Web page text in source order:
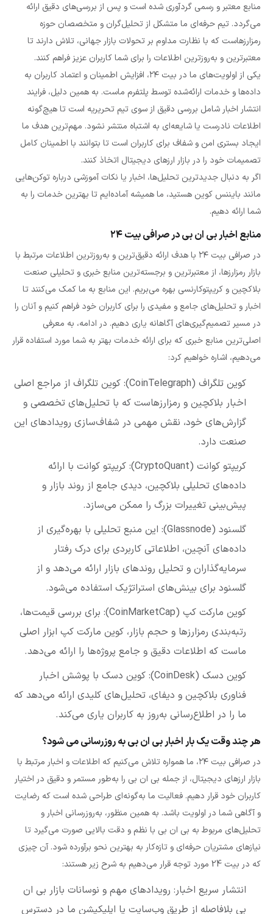
منابع معتبر و رسمی گردآوری شده است و پس از بررسی‌های دقیق ارائه
می‌گردد. تیم حرفه‌ای ما متشکل از تحلیل‌گران و متخصصان حوزه
رمزارزهاست که با نظارت مداوم بر تحولات بازار جهانی، تلاش دارند تا
معتبرترین و به‌روزترین اطلاعات را برای شما کاربران عزیز فراهم کنند.
یکی از اولویت‌های ما در بیت ۲۴، افزایش اطمینان و اعتماد کاربران به
داده‌ها و خدمات ارائه‌شده توسط پلتفرم ماست. به همین دلیل، فرایند
انتشار اخبار شامل بررسی دقیق از سوی تیم تحریریه است تا هیچ‌گونه
اطلاعات نادرست یا شایعه‌ای به اشتباه منتشر نشود. مهم‌ترین هدف ما
ایجاد بستری امن و شفاف برای کاربران است تا بتوانند با اطمینان کامل
تصمیمات خود را در بازار ارزهای دیجیتال اتخاذ کنند.
اگر به دنبال جدیدترین تحلیل‌ها، اخبار یا نکات آموزشی درباره توکن‌هایی
مانند بایننس کوین هستید، ما همیشه آماده‌ایم تا بهترین خدمات را به
شما ارائه دهیم.
منابع اخبار بی ان بی در صرافی بیت ۲۴
در صرافی بیت ۲۴ با هدف ارائه دقیق‌ترین و به‌روزترین اطلاعات مرتبط با
بازار رمزارزها، از معتبرترین و برجسته‌ترین منابع خبری و تحلیلی صنعت
بلاکچین و کریپتوکارنسی بهره می‌بریم. این منابع به ما کمک می‌کنند تا
اخبار و تحلیل‌های جامع و مفیدی را برای کاربران خود فراهم کنیم و آنان را
در مسیر تصمیم‌گیری‌های آگاهانه یاری دهیم. در ادامه، به معرفی
اصلی‌ترین منابع خبری که برای ارائه خدمات بهتر به شما مورد استفاده قرار
می‌دهیم، اشاره خواهیم کرد:
کوین تلگراف (CoinTelegraph): کوین تلگراف از مراجع اصلی
اخبار بلاکچین و رمزارزهاست که با تحلیل‌های تخصصی و
گزارش‌های خود، نقش مهمی در شفاف‌سازی رویدادهای این
صنعت دارد.
کریپتو کوانت (CryptoQuant): کریپتو کوانت با ارائه
داده‌های تحلیلی بلاکچین، دیدی جامع از روند بازار و
پیش‌بینی تغییرات بزرگ را ممکن می‌سازد.
گلسنود (Glassnode): این منبع تحلیلی با بهره‌گیری از
داده‌های آنچین، اطلاعاتی کاربردی برای درک رفتار
سرمایه‌گذاران و تحلیل روندهای بازار ارائه می‌دهد و از
گلسنود برای بینش‌های استراتژیک استفاده می‌شود.
کوین مارکت کپ (CoinMarketCap): برای بررسی قیمت‌ها،
رتبه‌بندی رمزارزها و حجم بازار، کوین مارکت کپ ابزار اصلی
ماست که اطلاعات دقیق و جامع پروژه‌ها را ارائه می‌دهد.
کوین دسک (CoinDesk): کوین دسک با پوشش اخبار
فناوری بلاکچین و دیفای، تحلیل‌های کلیدی ارائه می‌دهد که
ما را در اطلاع‌رسانی به‌روز به کاربران یاری می‌کند.
هر چند وقت یک بار اخبار بی ان بی به روزرسانی می شود؟
در صرافی بیت ۲۴، ما همواره تلاش می‌کنیم که اطلاعات و اخبار مرتبط با
بازار ارزهای دیجیتال، از جمله بی ان بی را به‌طور مستمر و دقیق در اختیار
کاربران خود قرار دهیم. فعالیت ما به‌گونه‌ای طراحی شده است که رضایت
و آگاهی شما در اولویت باشد. به همین منظور، به‌روزرسانی اخبار و
تحلیل‌های مربوط به بی ان بی با نظم و دقت بالایی صورت می‌گیرد تا
نیازهای مشتریان حرفه‌ای و تازه‌کار به بهترین نحو برآورده شود. آن چیزی
که در بیت 24 مورد توجه قرار می‌دهیم به شرح زیر هستند:
انتشار سریع اخبار: رویدادهای مهم و نوسانات بازار بی ان
بی بلافاصله از طریق وب‌سایت یا اپلیکیشن ما در دسترس